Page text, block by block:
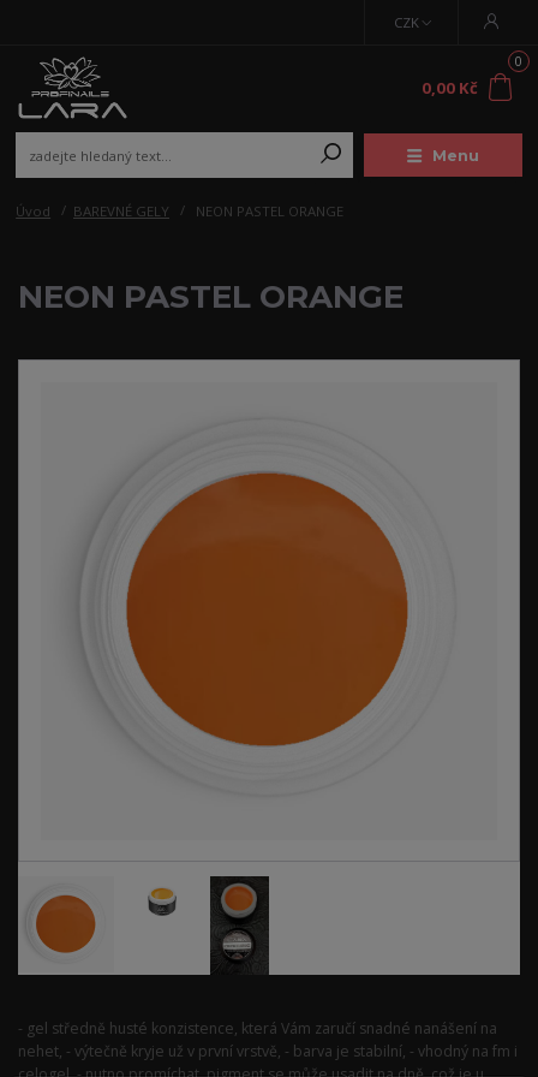
Menu
CZK
0
0,00 Kč
Úvod BAREVNÉ GELY NEON PASTEL ORANGE
NEON PASTEL ORANGE
- gel středně husté konzistence, která Vám zaručí snadné nanášení na
nehet, - výtečně kryje už v první vrstvě, - barva je stabilní, - vhodný na fm i